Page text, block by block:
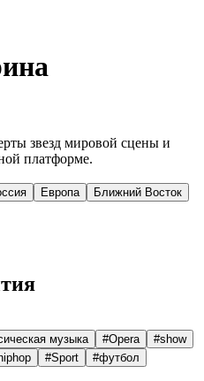
звезд мировой сцены и
платформе.
Европа
Ближний Восток
музыка #Opera #show
#Sport #футбол